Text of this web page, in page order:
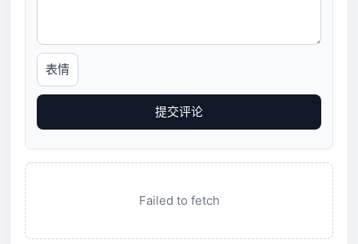
表情
提交评论
Failed to fetch